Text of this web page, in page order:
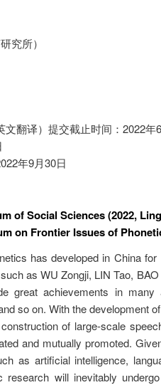
究所）
翻译）提交截止时间：2022年
年9月30日
of Social Sciences (2022,
on Frontier Issues of
has developed in China
as WU Zongji, LIN Tao,
great achievements in
so on. With the development
of large-scale
and mutually promoted.
as artificial intelligence,
research will inevitably